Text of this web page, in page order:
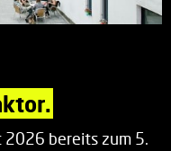
2026 bereits zum 5.